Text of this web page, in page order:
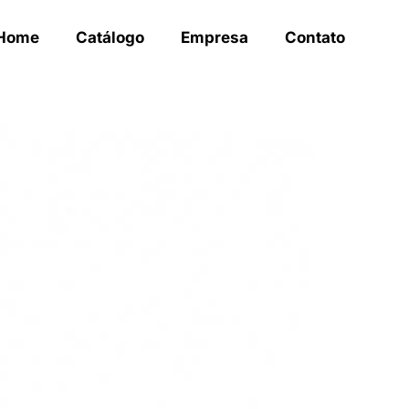
Catálogo Empresa Contato